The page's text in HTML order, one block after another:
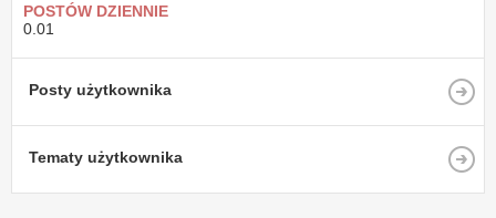
POSTÓW DZIENNIE
0.01
Posty użytkownika
Tematy użytkownika